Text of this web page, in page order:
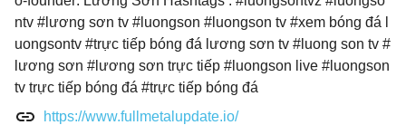
ntv #lương sơn tv #luongson #luongson tv #xem bóng đá l
uongsontv #trực tiếp bóng đá lương sơn tv #luong son tv #
lương sơn #lương sơn trực tiếp #luongson live #luongson
tv trực tiếp bóng đá #trực tiếp bóng đá
https://www.fullmetalupdate.io/